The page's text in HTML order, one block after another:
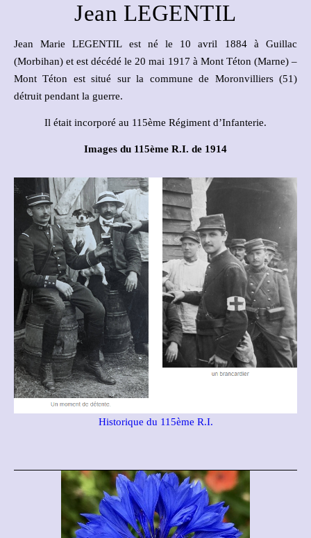
Jean LEGENTIL
Jean Marie LEGENTIL est né le 10 avril 1884 à Guillac
(Morbihan) et est décédé le 20 mai 1917 à Mont Téton (Marne) –
Mont Téton est situé sur la commune de Moronvilliers (51)
détruit pendant la guerre.
Il était incorporé au 115ème Régiment d’Infanterie.
Images du 115ème R.I. de 1914
Historique du 115ème R.I.